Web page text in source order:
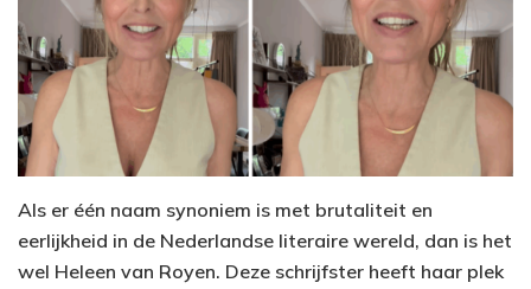
Als er één naam synoniem is met brutaliteit en
eerlijkheid in de Nederlandse literaire wereld, dan is het
wel Heleen van Royen. Deze schrijfster heeft haar plek